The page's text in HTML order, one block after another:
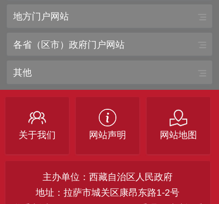
地方门户网站
各省（区市）政府门户网站
其他
关于我们 网站声明 网站地图
主办单位：西藏自治区人民政府
地址：拉萨市城关区康昂东路1-2号